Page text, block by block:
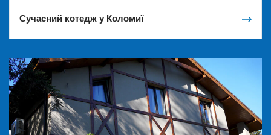
Сучасний котедж у Коломиї